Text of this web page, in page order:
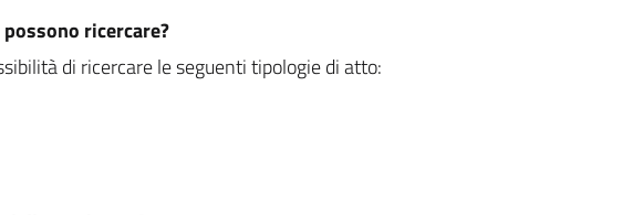
ricercare?
di ricercare le seguenti tipologie di atto: